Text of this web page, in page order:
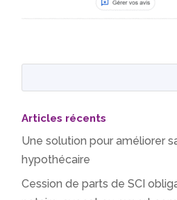
Articles récents
Une solution pour améliorer
hypothécaire
Cession de parts de SCI